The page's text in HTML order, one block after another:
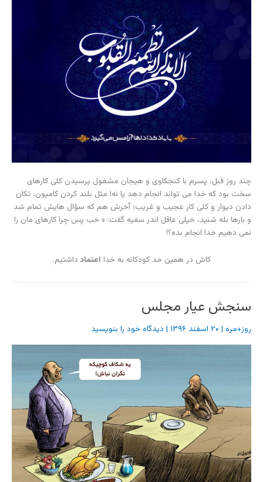
چند روز قبل، پسرم با کنجکاوی و هیجان مشغول پرسیدن کلی کارهای
سخت بود که خدا می تواند انجام دهد یا نه! مثل بلند کردن کامیون، تکان
دادن دیوار و کلی کار عجیب و غریب؛ آخرش هم که سؤال هایش تمام شد
و بارها بله شنید، خیلی عاقل اندر سفیه گفت: « خب پس چرا کارهای مان را
نمی دهیم خدا انجام بده؟!
کاش در همین حد کودکانه به خدا اعتماد داشتیم.
سنجش عیار مجلس
روز+مره | ۲۰ اسفند ۱۳۹۶ | دیدگاه‌ خود را بنویسید